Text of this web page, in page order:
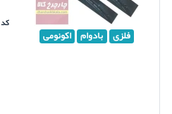
فلزی بادوام اکونومی
کد